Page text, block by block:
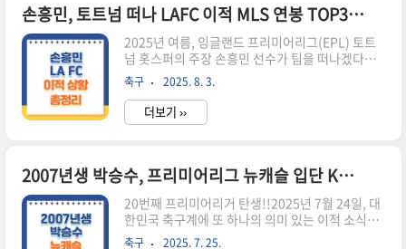
답사하는 효과와 동시에, 대표팀 전술 체계의 중간
점검이라는 두 가지 의미를 갖습니다.특히 올해 8
월 말 발표된 소집 명단엔 옌스 카스트로프(묀헨글
라트바흐)의 첫 발탁이 포함되어 중원 색깔의 변화
를 예고하고 있습니다. 여기에 손흥민(LAFC)의 이
적 후 북미 무대 적응..
손흥민, 토트넘 떠나 LAFC 이적 MLS 연봉 TOP3 진입 유력
2025년 여름, 잉글랜드 프리미어리그(EPL) 토트
넘 홋스퍼의 주장 손흥민 선수가 팀을 떠나겠다고
공식 선언하면서, 그의 차기 행선지에 대한 전 세계
축구 팬들의 이목이 집중되고 있습니다. 손흥민의
새 둥지는 미국 메이저리그 사커(MLS)의 로스앤젤
레스FC(LAFC)가 될 것으로 유력하며, 이적이 확정
름 팀을 떠나기로 결정했다”손흥민은 지난 8월 2
일, 서울 여의도 IFC몰에서 열린 쿠팡플레이 시리
즈 기자회견에서 “올여름을 끝으로 토트넘을 떠나
기로 결정했다”고 발표했습니다. 이는 2015년 토
트넘 입단 이후 10시즌, 454경기, 173골, 101도움
축구 2025. 8. 3.
더보기 ››
2007년생 박승수, 프리미어리그 뉴캐슬 입단 K리그 최연소 득점자에서 EPL 진출까지
20번째 프리미어리거 탄생!!2025년 7월 24일, 대
한민국 축구계에 또 하나의 의미 있는 이적 소식이
전해졌습니다. K리그2 수원 삼성 블루윙즈의 유망
축구 2025. 7. 25.